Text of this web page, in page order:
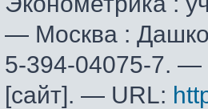
— Москва :
5-394-04075-7. —
[сайт]. — URL: